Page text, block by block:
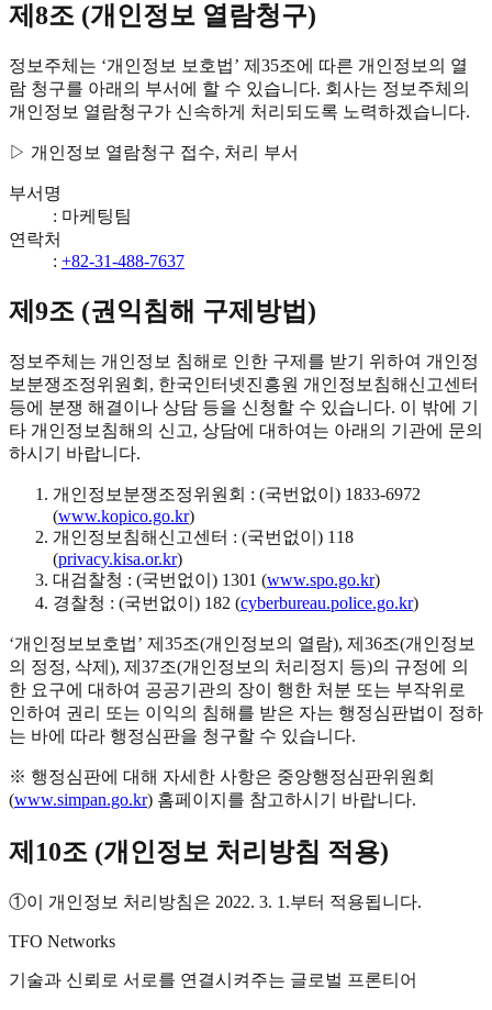
제8조 (개인정보 열람청구)
정보주체는 ‘개인정보 보호법’ 제35조에 따른 개인정보의 열
람 청구를 아래의 부서에 할 수 있습니다. 회사는 정보주체의
개인정보 열람청구가 신속하게 처리되도록 노력하겠습니다.
▷ 개인정보 열람청구 접수, 처리 부서
부서명
: 마케팅팀
연락처
: +82-31-488-7637
제9조 (권익침해 구제방법)
정보주체는 개인정보 침해로 인한 구제를 받기 위하여 개인정
보분쟁조정위원회, 한국인터넷진흥원 개인정보침해신고센터
등에 분쟁 해결이나 상담 등을 신청할 수 있습니다. 이 밖에 기
타 개인정보침해의 신고, 상담에 대하여는 아래의 기관에 문의
하시기 바랍니다.
개인정보분쟁조정위원회 : (국번없이) 1833-6972
(www.kopico.go.kr)
개인정보침해신고센터 : (국번없이) 118
(privacy.kisa.or.kr)
대검찰청 : (국번없이) 1301 (www.spo.go.kr)
경찰청 : (국번없이) 182 (cyberbureau.police.go.kr)
‘개인정보보호법’ 제35조(개인정보의 열람), 제36조(개인정보
의 정정, 삭제), 제37조(개인정보의 처리정지 등)의 규정에 의
한 요구에 대하여 공공기관의 장이 행한 처분 또는 부작위로
인하여 권리 또는 이익의 침해를 받은 자는 행정심판법이 정하
는 바에 따라 행정심판을 청구할 수 있습니다.
※ 행정심판에 대해 자세한 사항은 중앙행정심판위원회
(www.simpan.go.kr) 홈페이지를 참고하시기 바랍니다.
제10조 (개인정보 처리방침 적용)
①이 개인정보 처리방침은 2022. 3. 1.부터 적용됩니다.
TFO Networks
기술과 신뢰로 서로를 연결시켜주는 글로벌 프론티어